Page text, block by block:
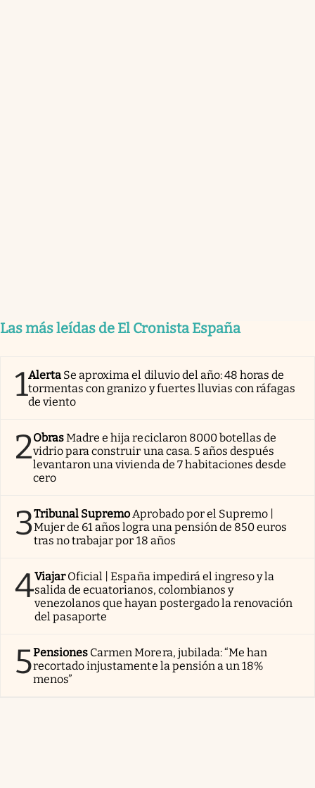
Las más leídas de El Cronista España
1Alerta Se aproxima el diluvio del año: 48 horas de
tormentas con granizo y fuertes lluvias con ráfagas
de viento
2ObrasMadre e hija reciclaron 8000 botellas de
vidrio para construir una casa. 5 años después
levantaron una vivienda de 7 habitaciones desde
cero
3Tribunal SupremoAprobado por el Supremo |
Mujer de 61 años logra una pensión de 850 euros
tras no trabajar por 18 años
4Viajar Oficial | España impedirá el ingreso y la
salida de ecuatorianos, colombianos y
venezolanos que hayan postergado la renovación
del pasaporte
5Pensiones Carmen Morera, jubilada: “Me han
recortado injustamente la pensión a un 18%
menos”